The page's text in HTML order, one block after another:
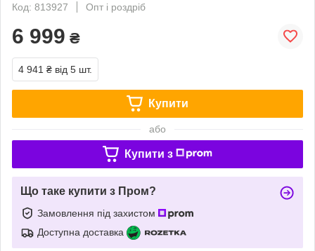
Код: 813927
Опт і роздріб
6 999 ₴
4 941 ₴ від 5 шт.
Купити
або
Купити з
Що таке купити з Пром?
Замовлення під захистом
Доступна доставка